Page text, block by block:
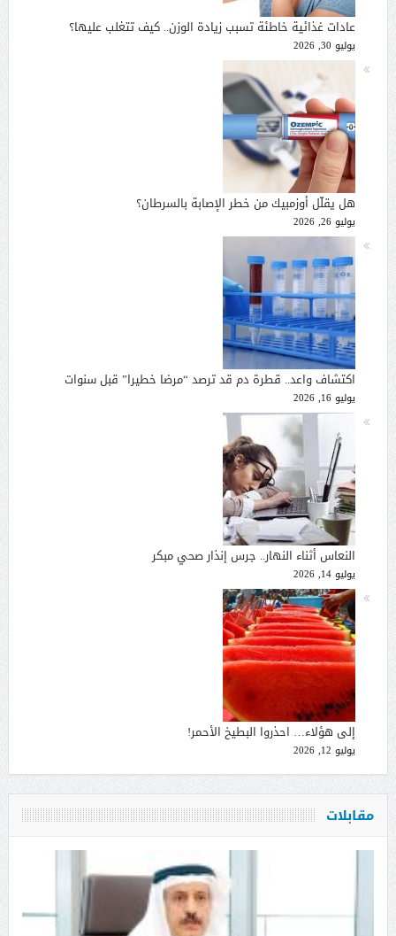
عادات غذائية خاطئة تسبب زيادة الوزن.. كيف تتغلب عليها؟
يوليو 30, 2026
هل يقلّل أوزمبيك من خطر الإصابة بالسرطان؟
يوليو 26, 2026
اكتشاف واعد.. قطرة دم قد ترصد “مرضا خطيرا” قبل سنوات
يوليو 16, 2026
النعاس أثناء النهار.. جرس إنذار صحي مبكر
يوليو 14, 2026
إلى هؤلاء… احذروا البطيخ الأحمر!
يوليو 12, 2026
مقابلات